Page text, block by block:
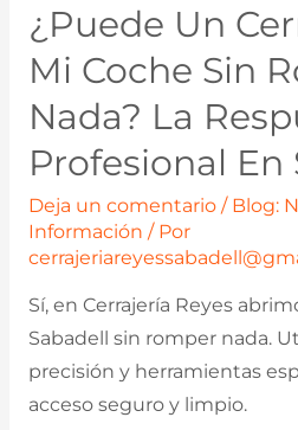
¿Puede Un
Mi Coche Sin
Nada? La
Profesional En
Deja un comentario / Blog:
Información / Por
Sí, en Cerrajería Reyes
Sabadell sin romper nada.
precisión y herramientas
acceso seguro y limpio.